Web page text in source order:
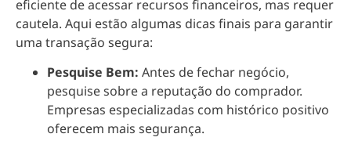
eficiente de acessar recursos financeiros, mas requer
cautela. Aqui estão algumas dicas finais para garantir
uma transação segura:
Pesquise Bem: Antes de fechar negócio,
pesquise sobre a reputação do comprador.
Empresas especializadas com histórico positivo
oferecem mais segurança.